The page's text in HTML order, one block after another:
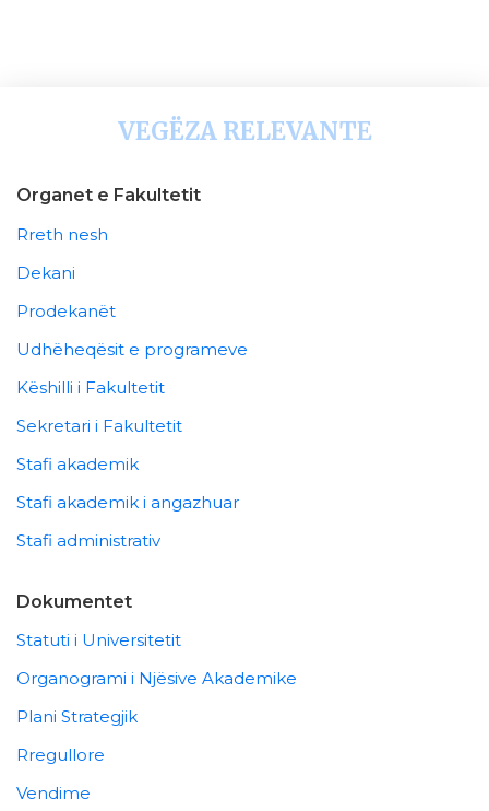
VEGËZA RELEVANTE
Organet e Fakultetit
Rreth nesh
Dekani
Prodekanët
Udhëheqësit e programeve
Këshilli i Fakultetit
Sekretari i Fakultetit
Stafi akademik
Stafi akademik i angazhuar
Stafi administrativ
Dokumentet
Statuti i Universitetit
Organogrami i Njësive Akademike
Plani Strategjik
Rregullore
Vendime